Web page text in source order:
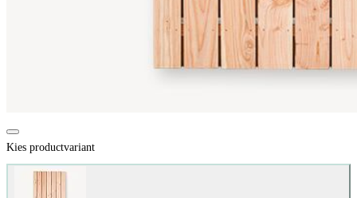
Kies productvariant